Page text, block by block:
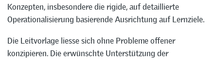
Konzepten, insbesondere die rigide, auf detaillierte
Operationalisierung basierende Ausrichtung auf Lernziele.
Die Leitvorlage liesse sich ohne Probleme offener
konzipieren. Die erwünschte Unterstützung der